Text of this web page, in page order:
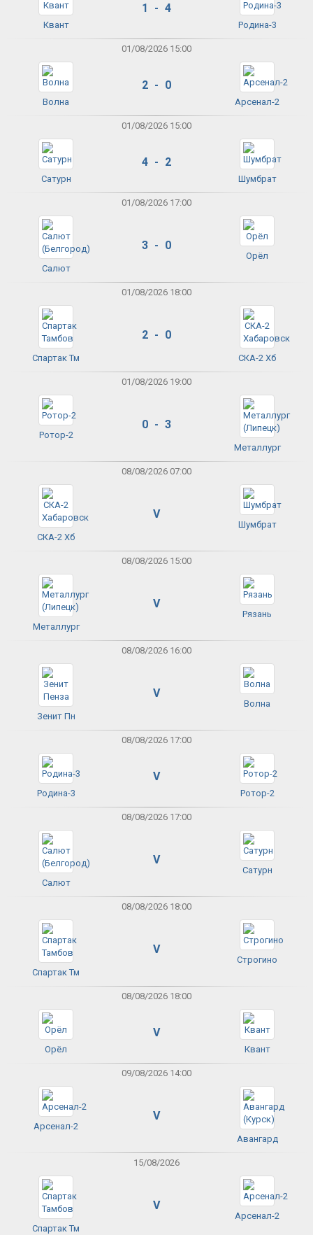
Квант
1 - 4
Родина-3
01/08/2026 15:00
Волна
2 - 0
Арсенал-2
01/08/2026 15:00
Сатурн
4 - 2
Шумбрат
01/08/2026 17:00
Салют
3 - 0
Орёл
01/08/2026 18:00
Спартак Тм
2 - 0
СКА-2 Хб
01/08/2026 19:00
Ротор-2
0 - 3
Металлург
08/08/2026 07:00
СКА-2 Хб
V
Шумбрат
08/08/2026 15:00
Металлург
V
Рязань
08/08/2026 16:00
Зенит Пн
V
Волна
08/08/2026 17:00
Родина-3
V
Ротор-2
08/08/2026 17:00
Салют
V
Сатурн
08/08/2026 18:00
Спартак Тм
V
Строгино
08/08/2026 18:00
Орёл
V
Квант
09/08/2026 14:00
Арсенал-2
V
Авангард
15/08/2026
Спартак Тм
V
Арсенал-2